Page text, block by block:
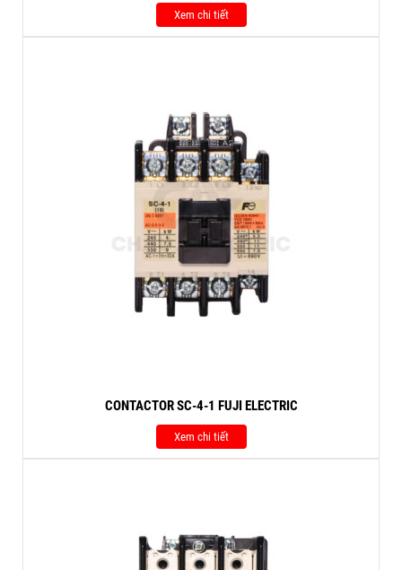
Xem chi tiết
CONTACTOR SC-4-1 FUJI ELECTRIC
Xem chi tiết